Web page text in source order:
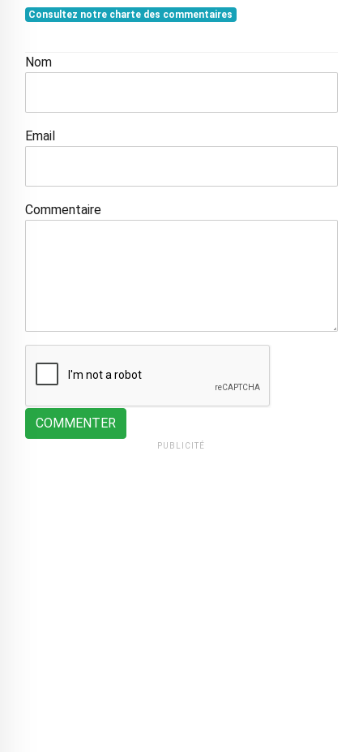
Consultez notre charte des commentaires
Nom
Email
Commentaire
COMMENTER
PUBLICITÉ